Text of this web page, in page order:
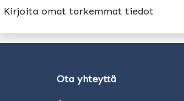
Kirjoita omat tarkemmat tiedot
Ota yhteyttä